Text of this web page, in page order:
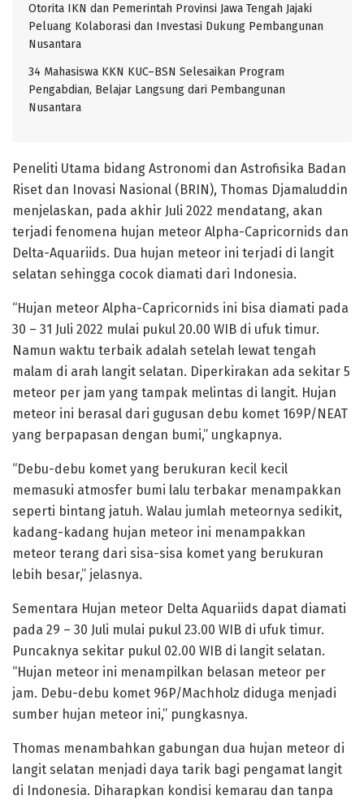
Otorita IKN dan Pemerintah Provinsi Jawa Tengah Jajaki
Peluang Kolaborasi dan Investasi Dukung Pembangunan
Nusantara
34 Mahasiswa KKN KUC–BSN Selesaikan Program
Pengabdian, Belajar Langsung dari Pembangunan
Nusantara
Peneliti Utama bidang Astronomi dan Astrofisika Badan
Riset dan Inovasi Nasional (BRIN), Thomas Djamaluddin
menjelaskan, pada akhir Juli 2022 mendatang, akan
terjadi fenomena hujan meteor Alpha-Capricornids dan
Delta-Aquariids. Dua hujan meteor ini terjadi di langit
selatan sehingga cocok diamati dari Indonesia.
“Hujan meteor Alpha-Capricornids ini bisa diamati pada
30 – 31 Juli 2022 mulai pukul 20.00 WIB di ufuk timur.
Namun waktu terbaik adalah setelah lewat tengah
malam di arah langit selatan. Diperkirakan ada sekitar 5
meteor per jam yang tampak melintas di langit. Hujan
meteor ini berasal dari gugusan debu komet 169P/NEAT
yang berpapasan dengan bumi,” ungkapnya.
“Debu-debu komet yang berukuran kecil kecil
memasuki atmosfer bumi lalu terbakar menampakkan
seperti bintang jatuh. Walau jumlah meteornya sedikit,
kadang-kadang hujan meteor ini menampakkan
meteor terang dari sisa-sisa komet yang berukuran
lebih besar,” jelasnya.
Sementara Hujan meteor Delta Aquariids dapat diamati
pada 29 – 30 Juli mulai pukul 23.00 WIB di ufuk timur.
Puncaknya sekitar pukul 02.00 WIB di langit selatan.
“Hujan meteor ini menampilkan belasan meteor per
jam. Debu-debu komet 96P/Machholz diduga menjadi
sumber hujan meteor ini,” pungkasnya.
Thomas menambahkan gabungan dua hujan meteor di
langit selatan menjadi daya tarik bagi pengamat langit
di Indonesia. Diharapkan kondisi kemarau dan tanpa